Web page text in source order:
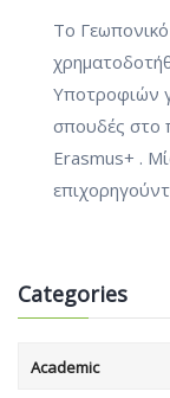
Το
Υποτροφιών
σπουδές στο
Erasmus+ .
Categories
Academic